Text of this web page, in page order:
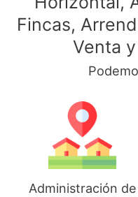
Fincas,
Venta
Administración de